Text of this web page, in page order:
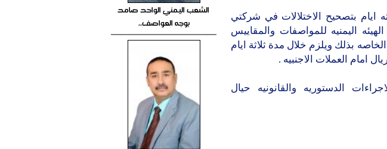
ايام بتصحيح الاختلالات في شركتي
اليمنيه للمواصفات والمقاييس
بذلك ويلزم خلال مدة ثلاثة ايام
امام العملات الاجنبيه .
الدستوريه والقانونيه حيال
الشعب اليمني الواحد صامد
بوجه العواصف..